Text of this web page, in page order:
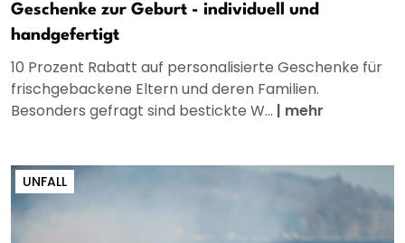
Geschenke zur Geburt - individuell und
handgefertigt
10 Prozent Rabatt auf personalisierte Geschenke für
frischgebackene Eltern und deren Familien.
Besonders gefragt sind bestickte W... | mehr
UNFALL